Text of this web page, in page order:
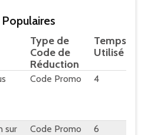
Type de
Code de
Réduction
Temps
Utilisé
Code Promo 4
sur
Code Promo 6